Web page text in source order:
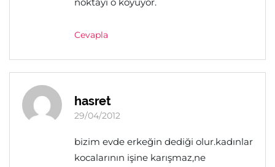
Cevapla
hasret
29/04/2012
bizim evde erkeğin dediği olur.kadınlar
kocalarının işine karışmaz,ne